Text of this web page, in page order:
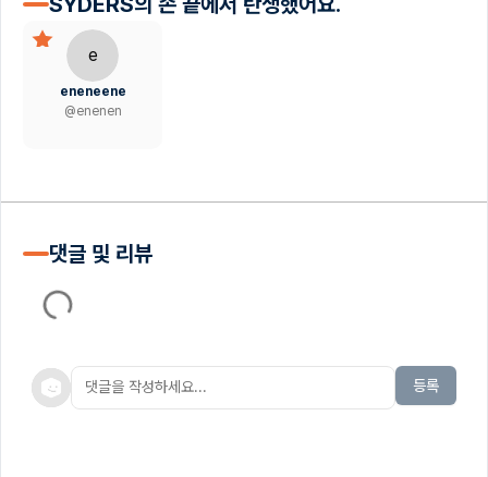
e
eneneene
@enenen
댓글 및 리뷰
등록